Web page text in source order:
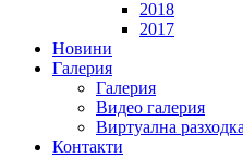
2018
2017
Новини
Галерия
Галерия
Видео галерия
Виртуална разходка
Контакти